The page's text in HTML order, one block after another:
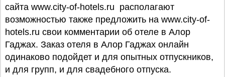
сайта www.city-of-hotels.ru располагают
возможностью также предложить на www.city-of-
hotels.ru свои комментарии об отеле в Алор
Гаджах. Заказ отеля в Алор Гаджах онлайн
одинаково подойдет и для опытных отпускников,
и для групп, и для свадебного отпуска.